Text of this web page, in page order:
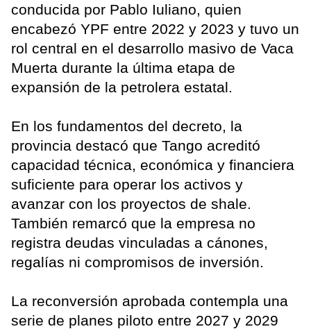
conducida por Pablo Iuliano, quien
encabezó YPF entre 2022 y 2023 y tuvo un
rol central en el desarrollo masivo de Vaca
Muerta durante la última etapa de
expansión de la petrolera estatal.
En los fundamentos del decreto, la
provincia destacó que Tango acreditó
capacidad técnica, económica y financiera
suficiente para operar los activos y
avanzar con los proyectos de shale.
También remarcó que la empresa no
registra deudas vinculadas a cánones,
regalías ni compromisos de inversión.
La reconversión aprobada contempla una
serie de planes piloto entre 2027 y 2029